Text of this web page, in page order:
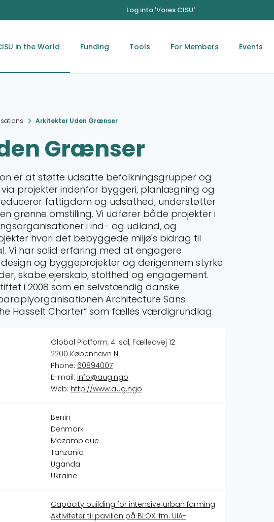
Log into 'Vores CISU'
in the World Funding Tools For Members Events
Arkitekter Uden Grænser
Grænser
er at støtte udsatte befolkningsgrupper og
projekter indenfor byggeri, planlægning og
fattigdom og udsathed, understøtter
grønne omstilling. Vi udfører både projekter i
i ind- og udland, og
hvori det bebyggede miljø's bidrag til
Vi har solid erfaring med at engagere
og byggeprojekter og derigennem styrke
skabe ejerskab, stolthed og engagement.
i 2008 som en selvstændig danske
Architecture Sans
Hasselt Charter“ som fælles værdigrundlag.
Global Platform, 4. sal, Fælledvej 12
2200 København N
Phone: 60894007
E-mail: info@aug.ngo
Web: http://www.aug.ngo
Benin
Denmark
Mozambique
Tanzania
Uganda
Ukraine
Capacity building for intensive urban farming
Aktiviteter til pavillon på BLOX ifm. UIA-